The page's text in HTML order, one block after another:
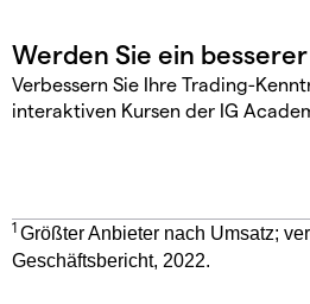
Verbessern Sie Ihre Trading-
interaktiven Kursen der IG
1 Größter Anbieter nach Umsatz;
Geschäftsbericht, 2022.